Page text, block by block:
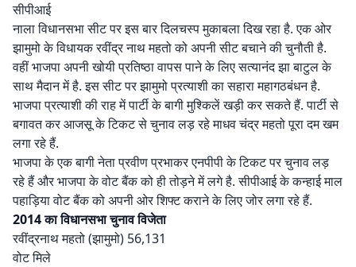
सीपीआई
नाला विधानसभा सीट पर इस बार दिलचस्प मुकाबला दिख रहा है. एक ओर
झामुमो के विधायक रवींद्र नाथ महतो को अपनी सीट बचाने की चुनौती है.
वहीं भाजपा अपनी खोयी प्रतिष्ठा वापस पाने के लिए सत्यानंद झा बाटुल के
साथ मैदान में है. इस सीट पर झामुमो प्रत्याशी का सहारा महागठबंधन है.
भाजपा प्रत्याशी की राह में पार्टी के बागी मुश्किलें खड़ी कर सकते हैं. पार्टी से
बगावत कर आजसू के टिकट से चुनाव लड़ रहे माधव चंद्र महतो पूरा दम खम
लगा रहे हैं.
भाजपा के एक बागी नेता प्रवीण प्रभाकर एनपीपी के टिकट पर चुनाव लड़
रहे हैं और भाजपा के वोट बैंक को ही तोड़ने में लगे है. सीपीआई के कन्हाई माल
पहाड़िया वोट बैंक को अपनी ओर शिफ्ट कराने के लिए जोर लगा रहे हैं.
2014 का विधानसभा चुनाव विजेता
रवींद्रनाथ महतो (झामुमो) 56,131
वोट मिले